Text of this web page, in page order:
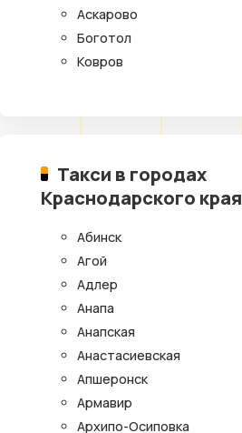
Аскарово
Боготол
Ковров
Такси в городах
Краснодарского края
Абинск
Агой
Адлер
Анапа
Анапская
Анастасиевская
Апшеронск
Армавир
Архипо-Осиповка